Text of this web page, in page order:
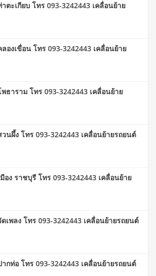
ตะเกียบ โทร 093-3242443 เคลื่อนย้าย
องเขื่อน โทร 093-3242443 เคลื่อนย้าย
ธาราม โทร 093-3242443 เคลื่อนย้าย
นผึ้ง โทร 093-3242443 เคลื่อนย้ายรถยนต์
อง ราชบุรี โทร 093-3242443 เคลื่อนย้าย
เพลง โทร 093-3242443 เคลื่อนย้ายรถยนต์
กท่อ โทร 093-3242443 เคลื่อนย้ายรถยนต์